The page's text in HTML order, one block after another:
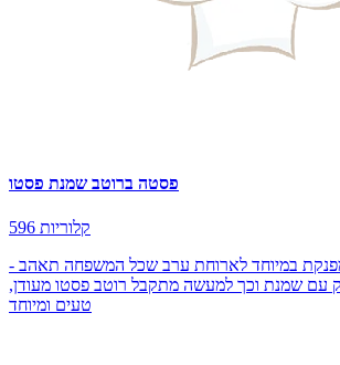
פסטה ברוטב שמנת פסטו
596 קלוריות
במיוחד לארוחת ערב שכל המשפחה תאהב -
עם שמנת וכך למעשה מתקבל רוטב פסטו מעודן,
טעים ומיוחד